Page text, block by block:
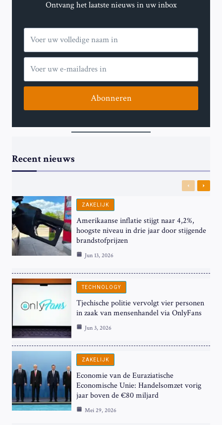
NA
RELLEN
Ontvang het laatste nieuws in uw inbox
Abonneren
Recent nieuws
Previous
Next
ZAKELIJK
Amerikaanse inflatie stijgt naar 4,2%,
hoogste niveau in drie jaar door stijgende
brandstofprijzen
Jun 13, 2026
TECHNOLOGY
Tjechische politie vervolgt vier personen
in zaak van mensenhandel via OnlyFans
Jun 3, 2026
ZAKELIJK
Economie van de Euraziatische
Economische Unie: Handelsomzet vorig
jaar boven de €80 miljard
Mei 29, 2026